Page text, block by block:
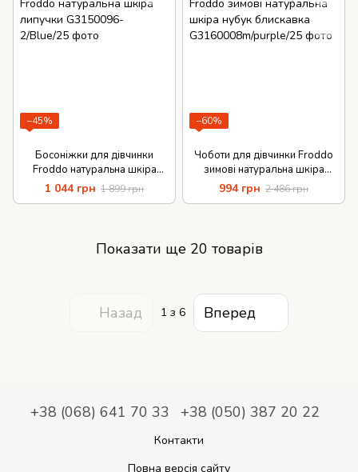
−45%
Босоніжки для дівчинки
Froddo натуральна шкіра
липучки
1 044 грн 1 899 грн
−60%
Чоботи для дівчинки Froddo
зимові натуральна шкіра
нубук блискавка
994 грн 2 486 грн
Показати ще 20 товарів
Назад 1 з 6 Вперед
+38 (068) 641 70 33 +38 (050) 387 20 22
Контакти
Повна версія сайту